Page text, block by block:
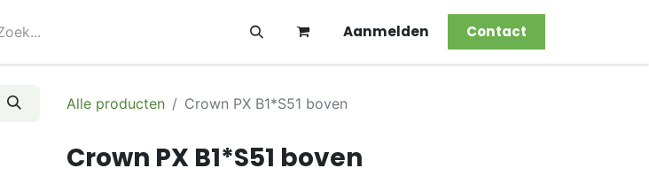
Aanmelden Contact
Alle producten Crown PX B1*S51 boven
Crown PX B1*S51 boven